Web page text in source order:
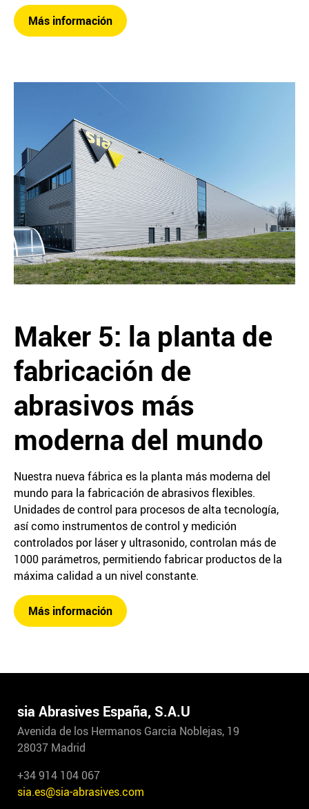
Más información
Maker 5: la planta de
fabricación de
abrasivos más
moderna del mundo
Nuestra nueva fábrica es la planta más moderna del
mundo para la fabricación de abrasivos flexibles.
Unidades de control para procesos de alta tecnología,
así como instrumentos de control y medición
controlados por láser y ultrasonido, controlan más de
1000 parámetros, permitiendo fabricar productos de la
máxima calidad a un nivel constante.
Más información
sia Abrasives España, S.A.U
Avenida de los Hermanos Garcia Noblejas, 19
28037 Madrid
+34 914 104 067
sia.es@sia-abrasives.com